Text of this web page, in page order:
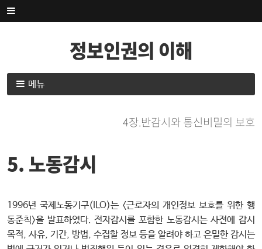
내
용
뛰
정보인권의 이해
용
뛰
메뉴
4장.반감시와 통신비밀의 보호
5. 노동감시
1996년 국제노동기구(ILO)는 <근로자의 개인정보 보호를 위한 행
동준칙>을 발표하였다. 전자감시를 포함한 노동감시는 사전에 감시
목적, 사유, 기간, 방법, 수집할 정보 등을 알려야 하고 은밀한 감시는